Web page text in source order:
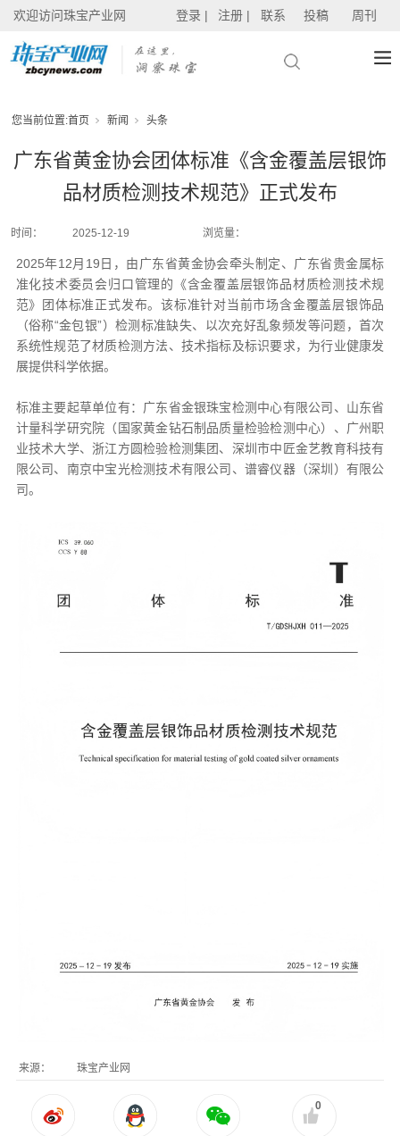
欢迎访问珠宝产业网 登录 | 注册 | 联系 投稿 周刊
您当前位置:首页 新闻 头条
广东省黄金协会团体标准《含金覆盖层银饰
品材质检测技术规范》正式发布
时间： 2025-12-19 浏览量：
2025年12月19日，由广东省黄金协会牵头制定、广东省贵金属标
准化技术委员会归口管理的《含金覆盖层银饰品材质检测技术规
范》团体标准正式发布。该标准针对当前市场含金覆盖层银饰品
（俗称“金包银”）检测标准缺失、以次充好乱象频发等问题，首次
系统性规范了材质检测方法、技术指标及标识要求，为行业健康发
展提供科学依据。
标准主要起草单位有：广东省金银珠宝检测中心有限公司、山东省
计量科学研究院（国家黄金钻石制品质量检验检测中心）、广州职
业技术大学、浙江方圆检验检测集团、深圳市中匠金艺教育科技有
限公司、南京中宝光检测技术有限公司、谱睿仪器（深圳）有限公
司。
来源： 珠宝产业网
0